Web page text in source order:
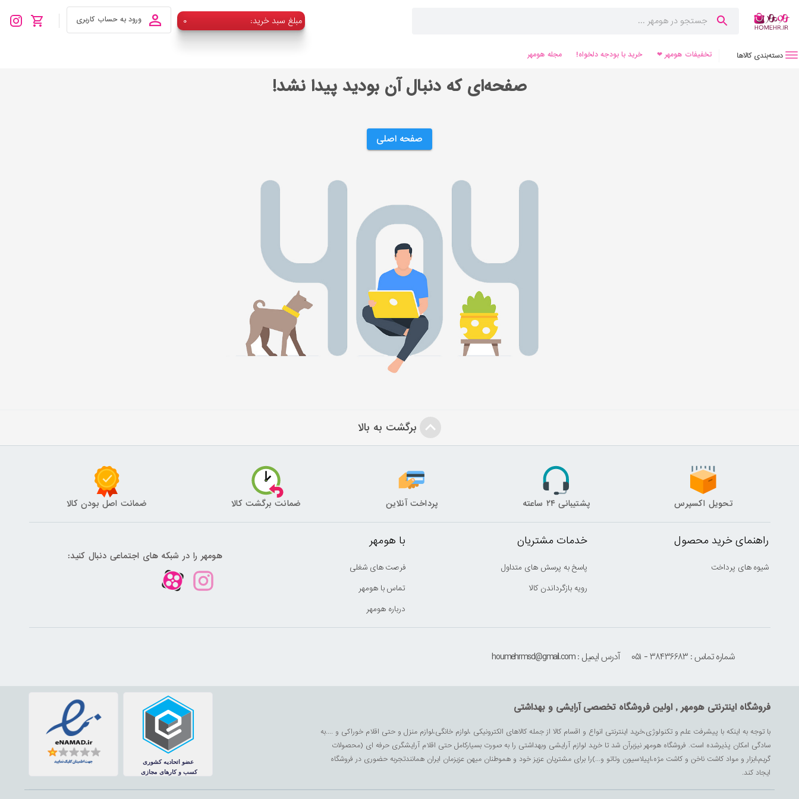
۰ :مبلغ سبد خرید ورود به حساب کاربری
دسته‌بندی کالاها تخفیفات هومهر ❤ خرید با بودجه دلخواه! مجله هومهر
صفحه‌ای که دنبال آن بودید پیدا نشد!
صفحه اصلی
برگشت به بالا
تحویل اکسپرس پشتیبانی ۲۴ ساعته پرداخت آنلاین ضمانت برگشت کالا ضمانت اصل بودن کالا
راهنمای خرید محصول
شیوه های پرداخت
خدمات مشتریان
پاسخ به پرسش های متداول
رویه بازگرداندن کالا
با هومهر
فرصت های شغلی
تماس با هومهر
درباره هومهر
هومهر را در شبکه های اجتماعی دنبال کنید:
شماره تماس : ۳۸۴۳۶۶۸۳ - ۰۵۱ آدرس ایمیل : houmehrmsd@gmail.com
فروشگاه اینترنتی هومهر , اولین فروشگاه تخصصی آرایشی و بهداشتی
با توجه به اینکه با پیشرفت علم و تکنولوژی،خرید اینترنتی انواع و اقسام کالا از جمله کالاهای الکترونیکی ،لوازم خانگی،لوازم منزل و حتی اقلام خوراکی و ....به
سادگی امکان پذیرشده است. فروشگاه هومهر نیزبرآن شد تا خرید لوازم آرایشی وبهداشتی را به صورت بسیارکامل حتی اقلام آرایشگری حرفه ای (محصولات
گریم،ابزار و مواد کاشت ناخن و کاشت مژه،اپیلاسیون وتاتو و...)را برای مشتریان عزیز خود و هموطنان میهن عزیزمان ایران همانندتجربه حضوری در فروشگاه
ایجاد کند.